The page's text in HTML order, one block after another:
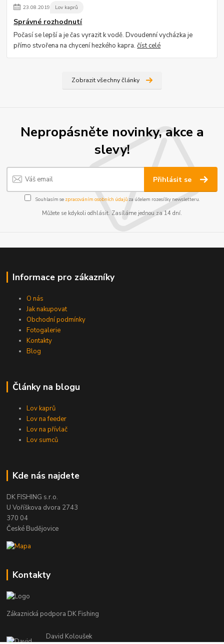
23.08.2019 Lov kaprů
Správné rozhodnutí
Počasí se lepší a je čas vyrazit k vodě. Dvoudenní vycházka je
přímo stvořena na chycení hezkého kapra.číst celé
Zobrazit všechny články
Nepropásněte novinky, akce a
slevy!
Přihlásit se
Souhlasím se zpracováním osobních údajůza účelem rozesílky newsletteru.
Můžete se kdykoli odhlásit. Zasíláme jednou za 14 dní.
Informace pro zákazníky
O nás
Jak nakupovat
Obchodní podmínky
Fotogalerie
Kontakty
Blog
Články na blogu
Lov kaprů
Lov na feeder
Lov na přívlač
Lov sumců
Kde nás najdete
DK FISHING s.r.o.
U Voříškova dvora 2743
370 04
České Budějovice
Kontakty
Zákaznická podpora DK Fishing
David Koloušek